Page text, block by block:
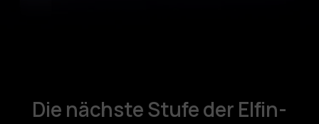
Die nächste Stufe der Elfin-